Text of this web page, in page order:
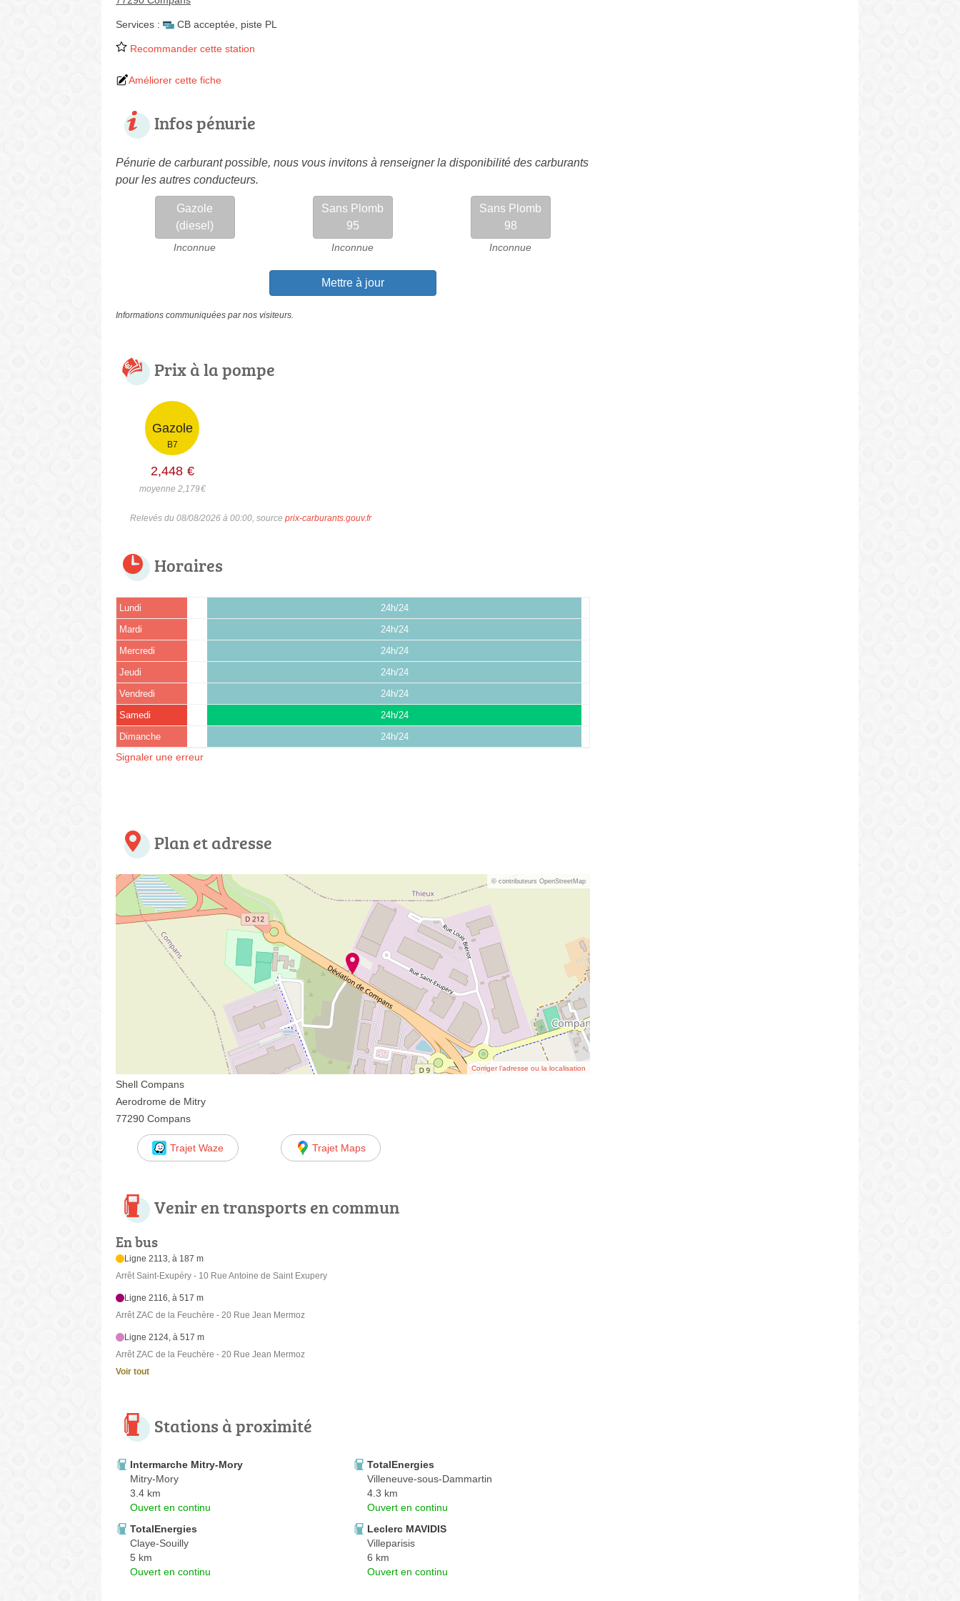
Services : CB acceptée piste PL
Recommander cette station
Améliorer cette fiche
Infos pénurie
Pénurie de carburant possible, nous vous invitons à renseigner la disponibilité des carburants
pour les autres conducteurs.
Gazole
(diesel)
Inconnue
Sans Plomb
95
Inconnue
Sans Plomb
98
Inconnue
Mettre à jour
Informations communiquées par nos visiteurs.
Prix à la pompe
Gazole
B7
2,448 €
moyenne 2,179€
Relevés du 08/08/2026 à 00:00, source prix-carburants.gouv.fr
Horaires
Lundi 24h/24
Mardi 24h/24
Mercredi 24h/24
Jeudi 24h/24
Vendredi 24h/24
Samedi 24h/24
Dimanche 24h/24
Signaler une erreur
Plan et adresse
© contributeurs OpenStreetMap
Corriger l’adresse ou la localisation
Shell Compans
Aerodrome de Mitry
77290 Compans
Trajet Waze Trajet Maps
Venir en transports en commun
En bus
Ligne 2113, à 187 m
Arrêt Saint-Exupéry - 10 Rue Antoine de Saint Exupery
Ligne 2116, à 517 m
Arrêt ZAC de la Feuchère - 20 Rue Jean Mermoz
Ligne 2124, à 517 m
Arrêt ZAC de la Feuchère - 20 Rue Jean Mermoz
Voir tout
Stations à proximité
Intermarche Mitry-Mory
Mitry-Mory
3.4 km
Ouvert en continu
TotalEnergies
Villeneuve-sous-Dammartin
4.3 km
Ouvert en continu
TotalEnergies
Claye-Souilly
5 km
Ouvert en continu
Leclerc MAVIDIS
Villeparisis
6 km
Ouvert en continu